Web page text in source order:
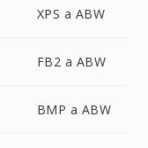
XPS a ABW
FB2 a ABW
BMP a ABW